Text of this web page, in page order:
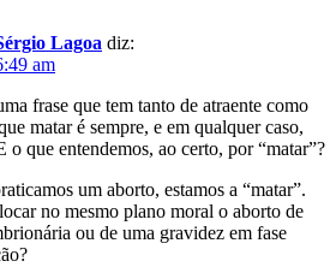
Lagoa diz:
am
frase que tem tanto de atraente como
matar é sempre, e em qualquer caso,
o que entendemos, ao certo, por “matar”?
um aborto, estamos a “matar”.
no mesmo plano moral o aborto de
ou de uma gravidez em fase